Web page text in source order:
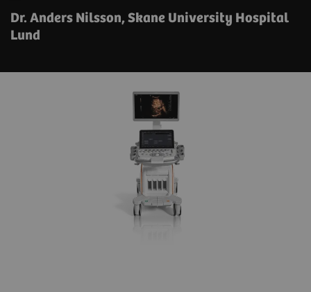
Dr. Anders Nilsson, Skane University Hospital
Lund